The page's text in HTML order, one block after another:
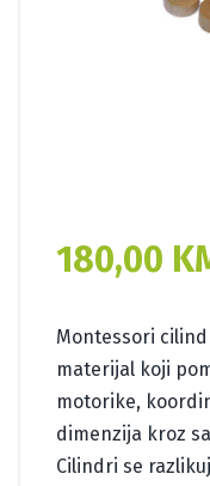
180,00
Montessori
materijal koji
motorike,
dimenzija kroz
Cilindri se